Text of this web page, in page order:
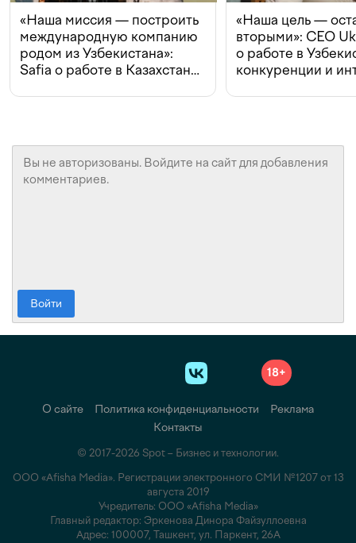
«Наша миссия — построить
международную компанию
родом из Узбекистана»:
Safia о работе в Казахстане,
«Наша цель —
вторыми»: CEO
о работе в
конкуренции и
Войти
18+
О сайте Политика конфиденциальности
Реклама
Контакты
© 2017-2026 Spot – Бизнес и технологии.
ООО «Afisha Media». Регистрации электронного СМИ №1207 от 13
августа 2019
Учредитель: ООО «Afisha Media»
Главный редактор: Эркенова Динора Файзуллоевна
Адрес: 100007, Ташкент, ул. Паркент, 26А